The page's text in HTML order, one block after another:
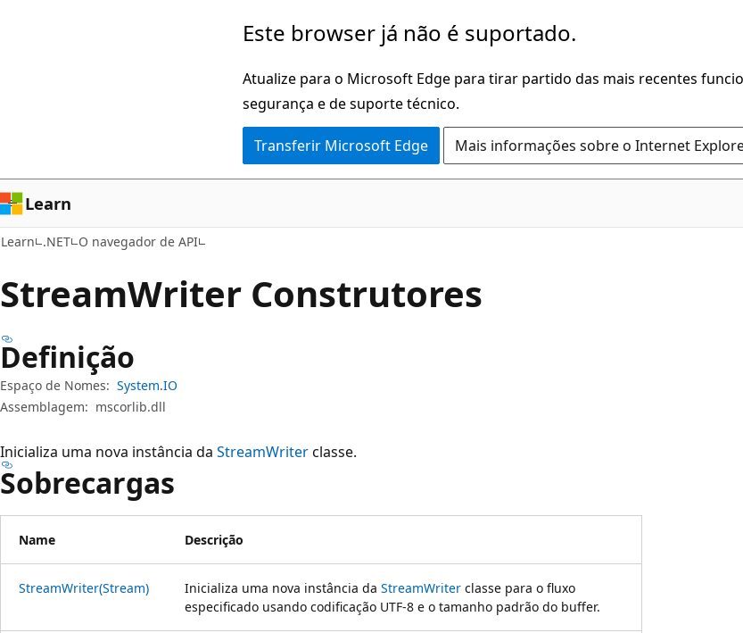
Este browser já não é suportado.
Atualize para o Microsoft Edge para tirar partido das mais recentes
segurança e de suporte técnico.
Transferir Microsoft Edge Mais informações sobre o Internet
Learn
Learn .NET O navegador de API
StreamWriter Construtores
Definição
Espaço de Nomes: System.IO
Assemblagem: mscorlib.dll
Inicializa uma nova instância da StreamWriterclasse.
Sobrecargas
Name Descrição
StreamWriter(Stream) Inicializa uma nova instância da StreamWriter classe para o fluxo
especificado usando codificação UTF-8 e o tamanho padrão do buffer.